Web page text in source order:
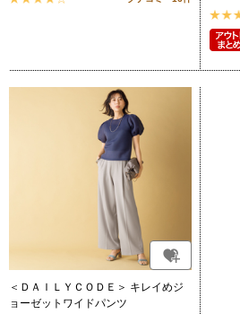
＜ＤＡＩＬＹＣＯＤＥ＞ キレイめジ
ョーゼットワイドパンツ